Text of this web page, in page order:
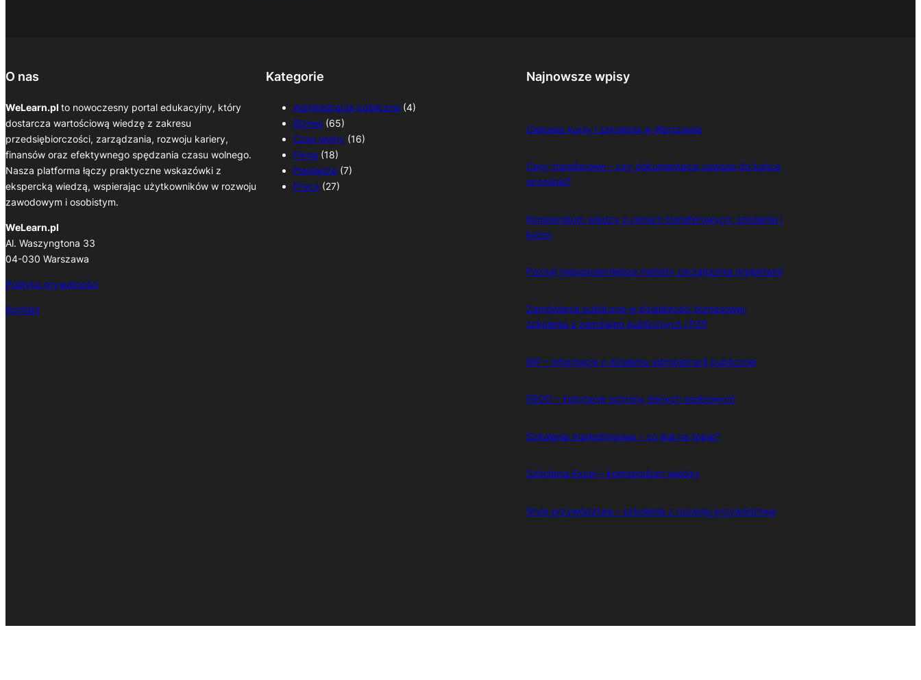
O nas
WeLearn.pl to nowoczesny portal edukacyjny, który
dostarcza wartościową wiedzę z zakresu
przedsiębiorczości, zarządzania, rozwoju kariery,
finansów oraz efektywnego spędzania czasu wolnego.
Nasza platforma łączy praktyczne wskazówki z
ekspercką wiedzą, wspierając użytkowników w rozwoju
zawodowym i osobistym.
WeLearn.pl
Al. Waszyngtona 33
04-030 Warszawa
Polityka prywatności
Kontakt
Kategorie
Administracja publiczna (4)
Biznes (65)
Czas wolny (16)
Firma (18)
Pieniądze (7)
Praca (27)
Najnowsze wpisy
Ciekawe kursy i szkolenia w Warszawie
Ceny transferowe – czy dokumentacja zawsze do końca
września?
Kompendium wiedzy o cenach transferowych: szkolenia i
kursy.
Poznaj najpopularniejsze metody zarządzania projektami
Zamówienia publiczne w działalności biznesowej:
szkolenia z zamówień publicznych i PZP
BIP – informacje o działaniu administracji publicznej
EROD – instytucje ochrony danych osobowych
Szkolenia marketingowe – co jest na topie?
Szkolenia Excel – kompendium wiedzy
Style przywództwa – szkolenia z rozwoju przywództwa